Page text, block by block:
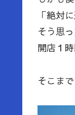
「絶対
そう思
開店１
そこま